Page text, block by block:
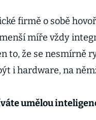
firmě o sobě
míře vždy
to, že se nesmírně
i hardware, na
umělou